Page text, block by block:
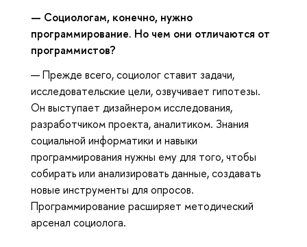
— Социологам, конечно, нужно
программирование. Но чем они отличаются от
программистов?
— Прежде всего, социолог ставит задачи,
исследовательские цели, озвучивает гипотезы.
Он выступает дизайнером исследования,
разработчиком проекта, аналитиком. Знания
социальной информатики и навыки
программирования нужны ему для того, чтобы
собирать или анализировать данные, создавать
новые инструменты для опросов.
Программирование расширяет методический
арсенал социолога.